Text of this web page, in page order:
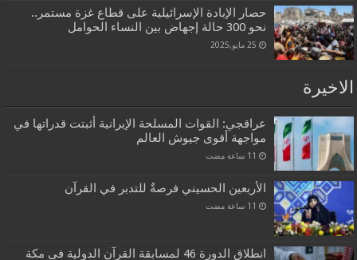
حصار الإبادة الإسرائيلية على قطاع غزة مستمر..
نحو 300 حالة إجهاض بين النساء الحوامل
25 مايو,2025
الاخيرة
عراقجي: القوات المسلحة الإيرانية أثبتت قدراتها في
مواجهة أقوى جيوش العالم
الأربعين الحسيني فرصةٌ للتدبر في القرآن
انطلاق الدورة 46 لمسابقة القرآن الدولية في مكة